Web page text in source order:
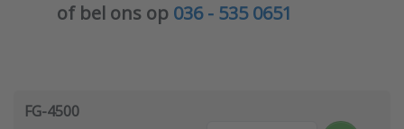
of bel ons op 036 - 535 0651
FG-4500